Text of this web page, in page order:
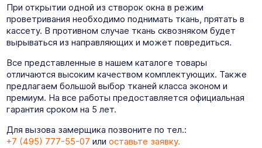
При открытии одной из створок окна в режим
проветривания необходимо поднимать ткань, прятать в
кассету. В противном случае ткань сквозняком будет
вырываться из направляющих и может повредиться.
Все представленные в нашем каталоге товары
отличаются высоким качеством комплектующих. Также
предлагаем большой выбор тканей класса эконом и
премиум. На все работы предоставляется официальная
гарантия сроком на 5 лет.
Для вызова замерщика позвоните по тел.:
+7 (495) 777-55-07 или оставьте заявку.